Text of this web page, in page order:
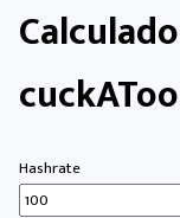
Hashrate